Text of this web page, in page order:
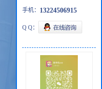
手机： 13224506915
Q Q：